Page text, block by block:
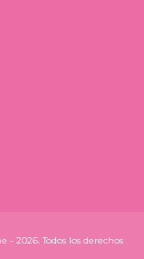
2026. Todos los derechos